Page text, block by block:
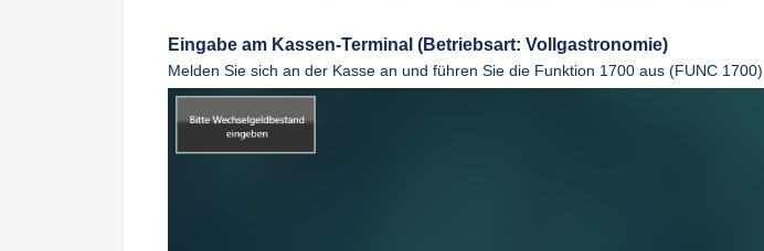
Eingabe am Kassen-Terminal (Betriebsart: Vollgastronomie)
Melden Sie sich an der Kasse an und führen Sie die Funktion 1700 aus (FUNC 1700).